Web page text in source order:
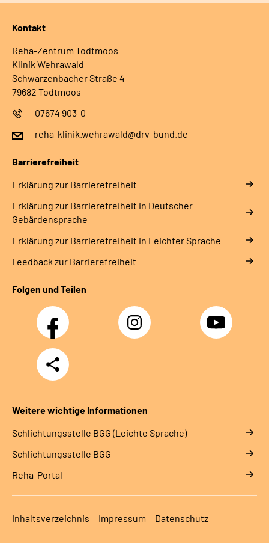
Kontakt
Reha-Zentrum Todtmoos
Klinik Wehrawald
Schwarzenbacher Straße 4
79682 Todtmoos
07674 903-0
reha-klinik.wehrawald@drv-bund.de
Barrierefreiheit
Erklärung zur Barrierefreiheit
Erklärung zur Barrierefreiheit in Deutscher
Gebärdensprache
Erklärung zur Barrierefreiheit in Leichter Sprache
Feedback zur Barrierefreiheit
Folgen und Teilen
Facebook Instagram YouTube
Teilen
Weitere wichtige Informationen
Schlich­tungs­stel­le BGG (Leichte Sprache)
Schlich­tungs­stel­le BGG
Reha-Portal
Inhaltsverzeichnis Impressum Datenschutz